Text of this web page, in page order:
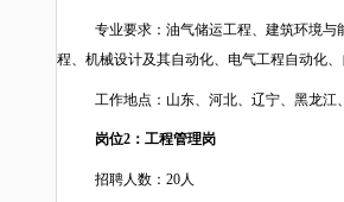
专业要求： 油气储运工程、建筑环境与
程、机械设计及其自动化、电气工程自动化
工作地点： 山东、河北、辽宁、黑龙江
岗位2：工程管理岗
招聘人数： 20人